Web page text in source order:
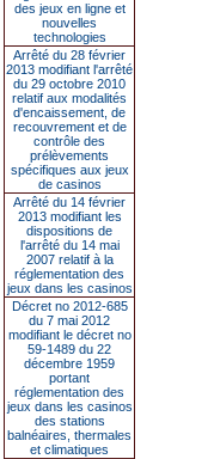
des jeux en ligne et
nouvelles
technologies
Arrêté du 28 février
2013 modifiant l'arrêté
du 29 octobre 2010
relatif aux modalités
d'encaissement, de
recouvrement et de
contrôle des
prélèvements
spécifiques aux jeux
de casinos
Arrêté du 14 février
2013 modifiant les
dispositions de
l'arrêté du 14 mai
2007 relatif à la
réglementation des
jeux dans les casinos
Décret no 2012-685
du 7 mai 2012
modifiant le décret no
59-1489 du 22
décembre 1959
portant
réglementation des
jeux dans les casinos
des stations
balnéaires, thermales
et climatiques